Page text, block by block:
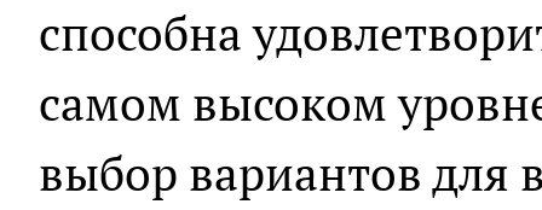
способна
самом высоком
выбор вариантов для